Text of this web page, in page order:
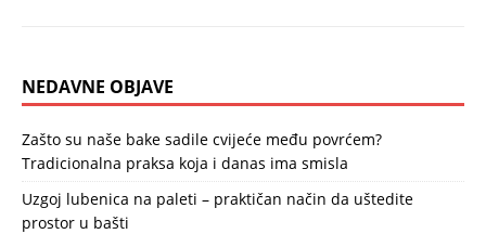
NEDAVNE OBJAVE
Zašto su naše bake sadile cvijeće među povrćem?
Tradicionalna praksa koja i danas ima smisla
Uzgoj lubenica na paleti – praktičan način da uštedite
prostor u bašti